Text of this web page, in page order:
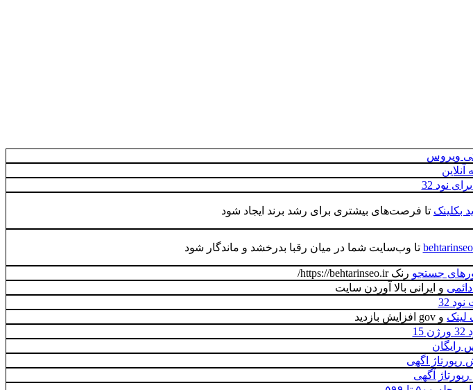
ویروس
آنلاین
نود 32
بکلینک تا فرصت‌های بیشتری برای رشد برند ایجاد شود
تا وب‌سایت شما در میان رقبا بدرخشد و ماندگار شود
جستجو رنک https://behtarinseo.ir/
و ایرانی بالا آوردن سایت
32
و gov افزایش بازدید
رایگان
اگهی
آگهی